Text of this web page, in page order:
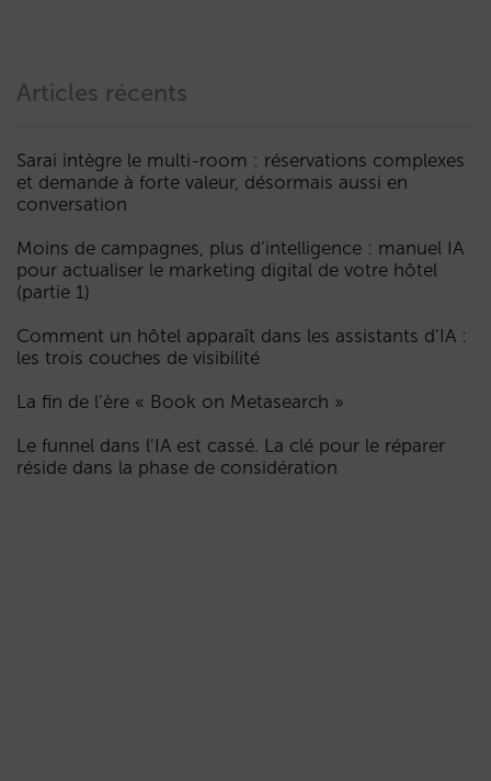
Articles récents
Sarai intègre le multi-room : réservations complexes
et demande à forte valeur, désormais aussi en
conversation
Moins de campagnes, plus d’intelligence : manuel IA
pour actualiser le marketing digital de votre hôtel
(partie 1)
Comment un hôtel apparaît dans les assistants d’IA :
les trois couches de visibilité
La fin de l’ère « Book on Metasearch »
Le funnel dans l’IA est cassé. La clé pour le réparer
réside dans la phase de considération